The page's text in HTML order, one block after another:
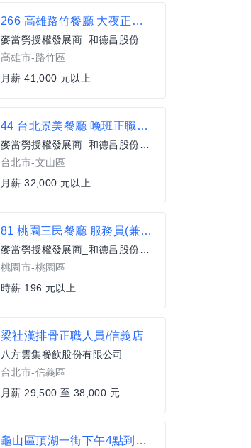
266 高雄路竹餐廳 大夜正職服務員(全職)
麥當勞授權發展商_和德昌股份有限公司
高雄市-路竹區
月薪 41,000 元以上
44 台北景美餐廳 晚班正職服務員(全職)
麥當勞授權發展商_和德昌股份有限公司
台北市-文山區
月薪 32,000 元以上
81 桃園三民餐廳 服務員(兼職)
麥當勞授權發展商_和德昌股份有限公司
桃園市-桃園區
時薪 196 元以上
梁社漢排骨正職人員/信義店
八方雲集餐飲股份有限公司
台北市-信義區
月薪 29,500 至 38,000 元
龜山區頂湖一街下午4點到晚上8點理貨人員